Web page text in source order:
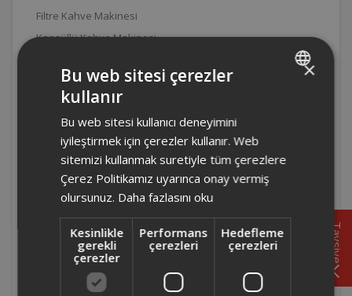
Filtre Kahve Makinesi
Kapsüllü Kahve Makinesi
Su Isıtıcı
Türk Kahve Makinesi
Pişirme ve Kızartma
Ekmek Kızartma Makinesi
Ekmek Yapma
Elektrikli Izgara
Elektrikli Pişirici
Elektrikli Sefer Tası
Foodie Modern Sefer Tası
Tavsiye
×
Bu web sitesi çerezler
kullanır
Bu web sitesi kullanıcı deneyimini
iyileştirmek için çerezler kullanır. Web
sitemizi kullanmak suretiyle tüm çerezlere
Çerez Politikamız uyarınca onay vermiş
olursunuz. Daha fazlasını oku
Kesinlikle
gerekli
çerezler
Performans
çerezleri
Hedefleme
çerezleri